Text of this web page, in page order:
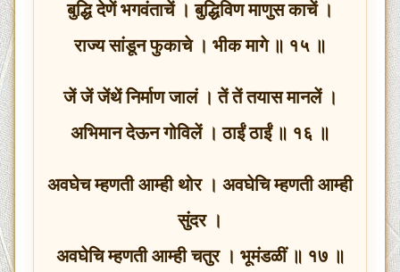
बुद्धि देणें भगवंताचें । बुद्धिविण माणुस काचें ।
राज्य सांडून फुकाचे । भीक मागे ॥ १५ ॥
जें जें जेंथें निर्माण जालं । तें तें तयास मानलें ।
अभिमान देऊन गोविलें । ठाईं ठाईं ॥ १६ ॥
अवघेच म्हणती आम्ही थोर । अवघेचि म्हणती आम्ही
सुंदर ।
अवघेचि म्हणती आम्ही चतुर । भूमंडळीं ॥ १७ ॥